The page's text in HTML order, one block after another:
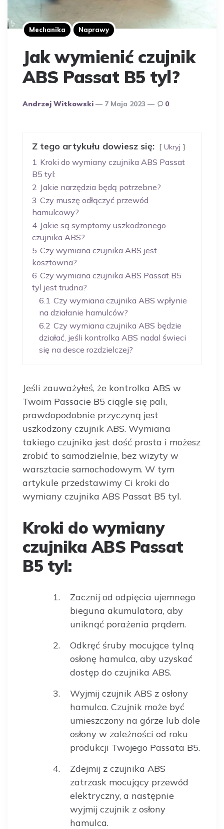
Mechanika Naprawy
Jak wymienić czujnik
ABS Passat B5 tyl?
Opublikowany
Andrzej Witkowski 7 Maja 2023 0
Z tego artykułu dowiesz się: Ukryj
1 Kroki do wymiany czujnika ABS Passat
B5 tyl:
2 Jakie narzędzia będą potrzebne?
3 Czy muszę odłączyć przewód
hamulcowy?
4 Jakie są symptomy uszkodzonego
czujnika ABS?
5 Czy wymiana czujnika ABS jest
kosztowna?
6 Czy wymiana czujnika ABS Passat B5
tyl jest trudna?
6.1 Czy wymiana czujnika ABS wpłynie
na działanie hamulców?
6.2 Czy wymiana czujnika ABS będzie
działać, jeśli kontrolka ABS nadal świeci
się na desce rozdzielczej?
Jeśli zauważyłeś, że kontrolka ABS w
Twoim Passacie B5 ciągle się pali,
prawdopodobnie przyczyną jest
uszkodzony czujnik ABS. Wymiana
takiego czujnika jest dość prosta i możesz
zrobić to samodzielnie, bez wizyty w
warsztacie samochodowym. W tym
artykule przedstawimy Ci kroki do
wymiany czujnika ABS Passat B5 tyl.
Kroki do wymiany
czujnika ABS Passat
B5 tyl:
Zacznij od odpięcia ujemnego
bieguna akumulatora, aby
uniknąć porażenia prądem.
Odkręć śruby mocujące tylną
osłonę hamulca, aby uzyskać
dostęp do czujnika ABS.
Wyjmij czujnik ABS z osłony
hamulca. Czujnik może być
umieszczony na górze lub dole
osłony w zależności od roku
produkcji Twojego Passata B5.
Zdejmij z czujnika ABS
zatrzask mocujący przewód
elektryczny, a następnie
wyjmij czujnik z osłony
hamulca.